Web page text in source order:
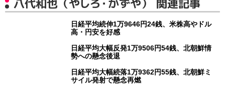
八代和也（やしろ・かずや） 関連記事
日経平均続伸1万9646円24銭、米株高やドル
高・円安を好感
日経平均大幅反発1万9506円54銭、北朝鮮情
勢への懸念後退
日経平均大幅続落1万9362円55銭、北朝鮮ミ
サイル発射で懸念再燃